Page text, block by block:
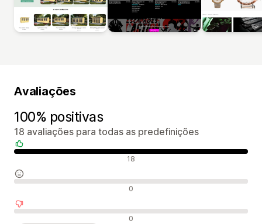
Avaliações
100% positivas
18 avaliações para todas as predefinições
Avaliações positivas 18
Avaliações neutras 0
Avaliações negativas 0